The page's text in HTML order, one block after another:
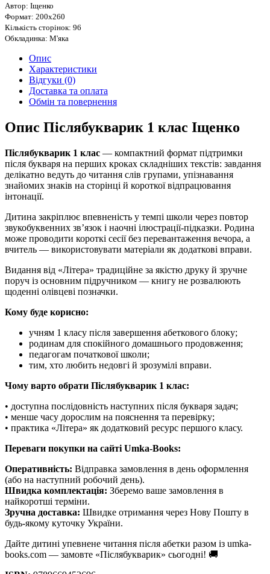
Автор: Іщенко
Формат: 200х260
Кількість сторінок: 96
Обкладинка: М'яка
Опис
Характеристики
Відгуки (0)
Доставка та оплата
Обмін та повернення
Опис Післябукварик 1 клас Іщенко
Післябукварик 1 клас — компактний формат підтримки
після букваря на перших кроках складніших текстів: завдання
делікатно ведуть до читання слів групами, упізнавання
знайомих знаків на сторінці й короткої відпрацювання
інтонації.
Дитина закріплює впевненість у темпі школи через повтор
звукобуквенних зв’язок і наочні ілюстрації-підказки. Родина
може проводити короткі сесії без перевантаження вечора, а
вчитель — використовувати матеріали як додаткові вправи.
Видання від «Літера» традиційне за якістю друку й зручне
поруч із основним підручником — книгу не розвалюють
щоденні олівцеві позначки.
Кому буде корисно:
учням 1 класу після завершення абеткового блоку;
родинам для спокійного домашнього продовження;
педагогам початкової школи;
тим, хто любить недовгі й зрозумілі вправи.
Чому варто обрати Післябукварик 1 клас:
• доступна послідовність наступних після букваря задач;
• менше часу дорослим на пояснення та перевірку;
• практика «Літера» як додатковий ресурс першого класу.
Переваги покупки на сайті Umka-Books:
Оперативність: Відправка замовлення в день оформлення
(або на наступний робочий день).
Швидка комплектація: Зберемо ваше замовлення в
найкоротші терміни.
Зручна доставка: Швидке отримання через Нову Пошту в
будь-якому куточку України.
Дайте дитині упевнене читання після абетки разом із umka-
books.com — замовте «Післябукварик» сьогодні! 🚚